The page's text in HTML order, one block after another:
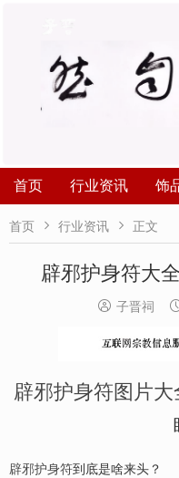
首页 行业资讯 饰
首页  行业资讯  正文
辟邪护身符大
 子晋祠
辟邪护身符图片大
辟邪护身符到底是啥来头？